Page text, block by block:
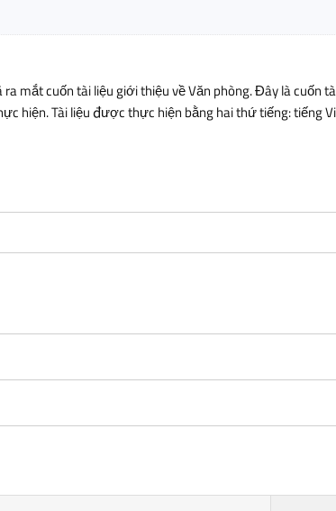
mắt cuốn tài liệu giới thiệu về Văn phòng. Đây là cuốn
hiện. Tài liệu được thực hiện bằng hai thứ tiếng: tiếng